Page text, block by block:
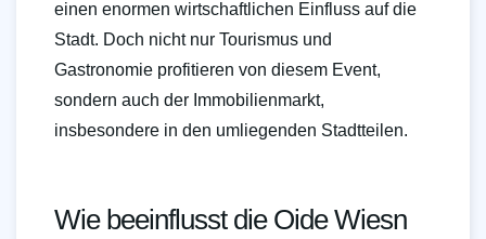
einen enormen wirtschaftlichen Einfluss auf die
Stadt. Doch nicht nur Tourismus und
Gastronomie profitieren von diesem Event,
sondern auch der Immobilienmarkt,
insbesondere in den umliegenden Stadtteilen.
Wie beeinflusst die Oide Wiesn